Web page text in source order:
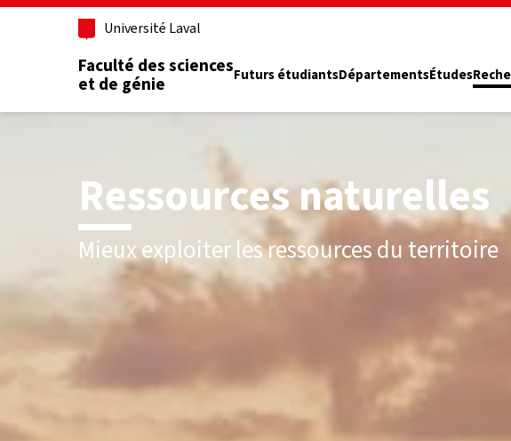
Aller au contenu principal
Université Laval
Faculté des sciences
et de génie
Futurs étudiantsDépartementsÉtudes
Ressources naturelles
Mieux exploiter les ressources du territoire